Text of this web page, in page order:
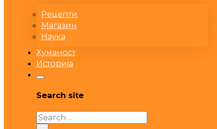
Рецепти
Магазин
Наука
Хуманост
Историја
Search site
Search